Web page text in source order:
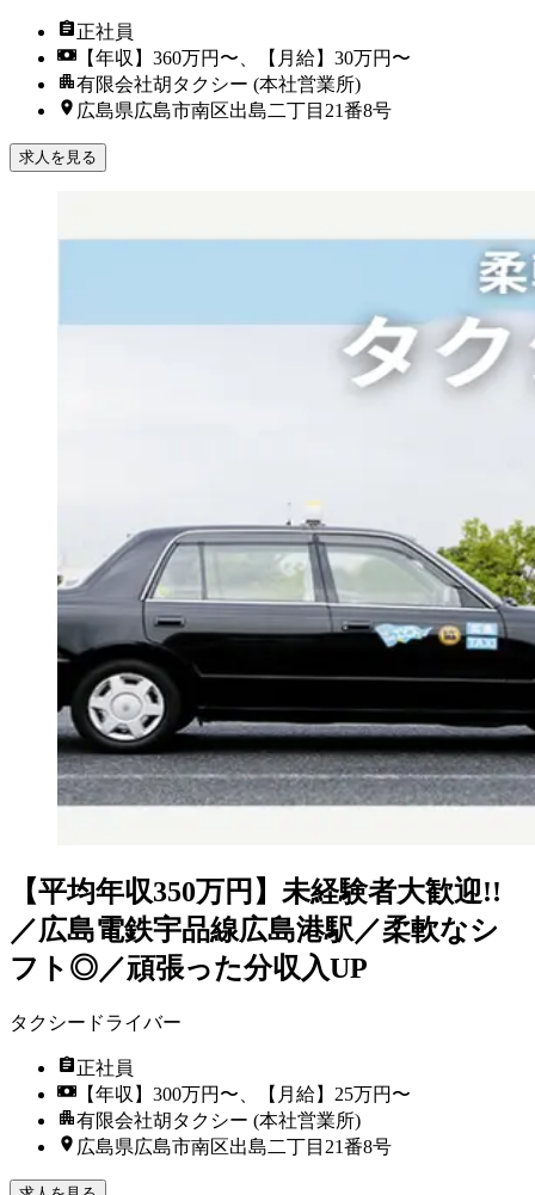
正社員
【年収】360万円〜、【月給】30万円〜
有限会社胡タクシー (本社営業所)
広島県広島市南区出島二丁目21番8号
求人を見る
【平均年収350万円】未経験者大歓迎!!
／広島電鉄宇品線広島港駅／柔軟なシ
フト◎／頑張った分収入UP
タクシードライバー
正社員
【年収】300万円〜、【月給】25万円〜
有限会社胡タクシー (本社営業所)
広島県広島市南区出島二丁目21番8号